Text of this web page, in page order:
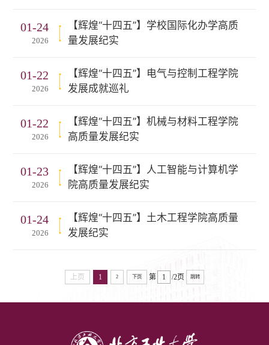
01-24
2026
【辉煌“十四五”】学校国际化办学高质
量发展纪实
01-22
2026
【辉煌“十四五”】电气与控制工程学院
发展成就巡礼
01-22
2026
【辉煌“十四五”】机械与材料工程学院
高质量发展纪实
01-23
2026
【辉煌“十四五”】人工智能与计算机学
院高质量发展纪实
01-24
2026
【辉煌“十四五”】土木工程学院高质量
发展纪实
上页 1 2 下页 第 /2页 跳转